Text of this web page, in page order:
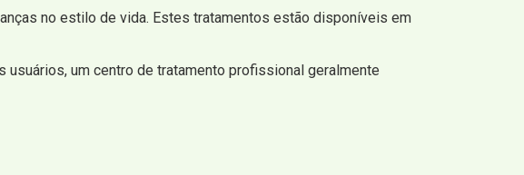
no estilo de vida. Estes tratamentos estão disponíveis em
um centro de tratamento profissional geralmente